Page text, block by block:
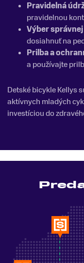
Pravidelná
pravidelnou
Výber
dosiahnuť na
Prilba a
a používajte
Detské bicykle Kellys
aktívnych mladých
investíciou do